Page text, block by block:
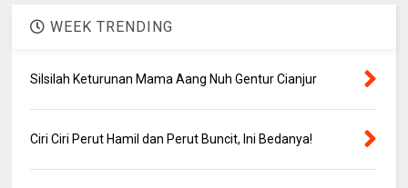
WEEK TRENDING
Silsilah Keturunan Mama Aang Nuh Gentur Cianjur
Ciri Ciri Perut Hamil dan Perut Buncit, Ini Bedanya!